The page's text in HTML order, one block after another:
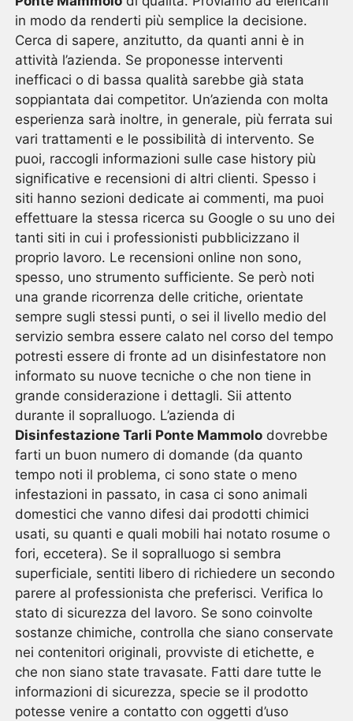
in modo da renderti più semplice la decisione.
Cerca di sapere, anzitutto, da quanti anni è in
attività l’azienda. Se proponesse interventi
inefficaci o di bassa qualità sarebbe già stata
soppiantata dai competitor. Un’azienda con molta
esperienza sarà inoltre, in generale, più ferrata sui
vari trattamenti e le possibilità di intervento. Se
puoi, raccogli informazioni sulle case history più
significative e recensioni di altri clienti. Spesso i
siti hanno sezioni dedicate ai commenti, ma puoi
effettuare la stessa ricerca su Google o su uno dei
tanti siti in cui i professionisti pubblicizzano il
proprio lavoro. Le recensioni online non sono,
spesso, uno strumento sufficiente. Se però noti
una grande ricorrenza delle critiche, orientate
sempre sugli stessi punti, o sei il livello medio del
servizio sembra essere calato nel corso del tempo
potresti essere di fronte ad un disinfestatore non
informato su nuove tecniche o che non tiene in
grande considerazione i dettagli. Sii attento
durante il sopralluogo. L’azienda di
Disinfestazione Tarli Ponte Mammolo dovrebbe
farti un buon numero di domande (da quanto
tempo noti il problema, ci sono state o meno
infestazioni in passato, in casa ci sono animali
domestici che vanno difesi dai prodotti chimici
usati, su quanti e quali mobili hai notato rosume o
fori, eccetera). Se il sopralluogo si sembra
superficiale, sentiti libero di richiedere un secondo
parere al professionista che preferisci. Verifica lo
stato di sicurezza del lavoro. Se sono coinvolte
sostanze chimiche, controlla che siano conservate
nei contenitori originali, provviste di etichette, e
che non siano state travasate. Fatti dare tutte le
informazioni di sicurezza, specie se il prodotto
potesse venire a contatto con oggetti d’uso